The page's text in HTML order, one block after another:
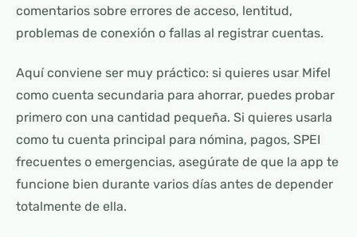
comentarios sobre errores de acceso, lentitud,
problemas de conexión o fallas al registrar cuentas.
Aquí conviene ser muy práctico: si quieres usar Mifel
como cuenta secundaria para ahorrar, puedes probar
primero con una cantidad pequeña. Si quieres usarla
como tu cuenta principal para nómina, pagos, SPEI
frecuentes o emergencias, asegúrate de que la app te
funcione bien durante varios días antes de depender
totalmente de ella.